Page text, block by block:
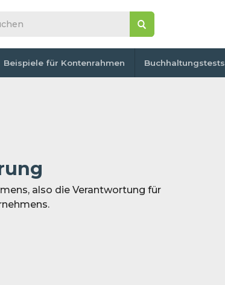
Beispiele für Kontenrahmen Buchhaltungstests
also die Verantwortung für